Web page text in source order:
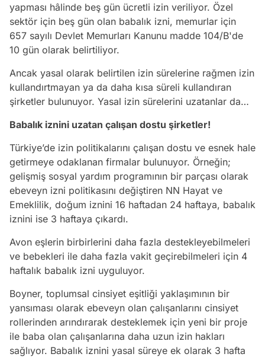
yapması hâlinde beş gün ücretli izin veriliyor. Özel
sektör için beş gün olan babalık izni, memurlar için
657 sayılı Devlet Memurları Kanunu madde 104/B'de
10 gün olarak belirtiliyor.
Ancak yasal olarak belirtilen izin sürelerine rağmen izin
kullandırtmayan ya da daha kısa süreli kullandıran
şirketler bulunuyor. Yasal izin sürelerini uzatanlar da…
Babalık iznini uzatan çalışan dostu şirketler!
Türkiye’de izin politikalarını çalışan dostu ve esnek hale
getirmeye odaklanan firmalar bulunuyor. Örneğin;
gelişmiş sosyal yardım programının bir parçası olarak
ebeveyn izni politikasını değiştiren NN Hayat ve
Emeklilik, doğum iznini 16 haftadan 24 haftaya, babalık
iznini ise 3 haftaya çıkardı.
Avon eşlerin birbirlerini daha fazla destekleyebilmeleri
ve bebekleri ile daha fazla vakit geçirebilmeleri için 4
haftalık babalık izni uyguluyor.
Boyner, toplumsal cinsiyet eşitliği yaklaşımının bir
yansıması olarak ebeveyn olan çalışanlarını cinsiyet
rollerinden arındırarak desteklemek için yeni bir proje
ile baba olan çalışanlarına daha uzun izin hakları
sağlıyor. Babalık iznini yasal süreye ek olarak 3 hafta